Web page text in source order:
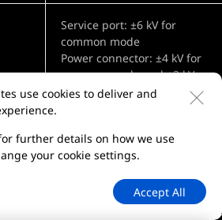
Service port: ±6 kV for
common mode
Power connector: ±4 kV for
common mode and ±2 kV
for differential mode
use cookies to deliver and
further details on how we use
your cookie settings.
Accept All